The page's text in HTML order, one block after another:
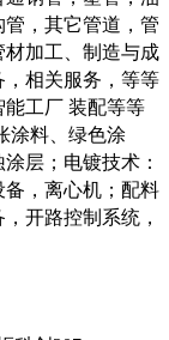
，其它管道，管
加工、制造与成
相关服务，等等
工厂 装配等等
涂料、绿色涂
层；电镀技术：
，离心机；配料
开路控制系统，